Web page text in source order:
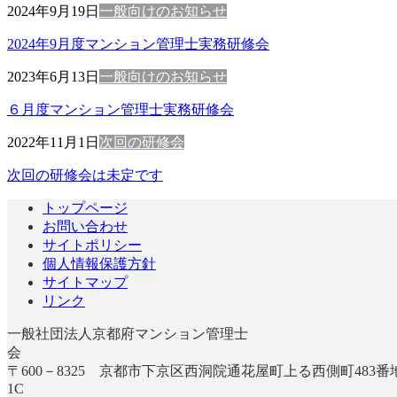
2024年9月19日 一般向けのお知らせ
2024年9月度マンション管理士実務研修会
2023年6月13日 一般向けのお知らせ
６月度マンション管理士実務研修会
2022年11月1日 次回の研修会
次回の研修会は未定です
トップページ
お問い合わせ
サイトポリシー
個人情報保護方針
サイトマップ
リンク
一般社団法人京都府マンション管理士
〒600－8325 京都市下京区西洞院通花屋町上る西側町483番